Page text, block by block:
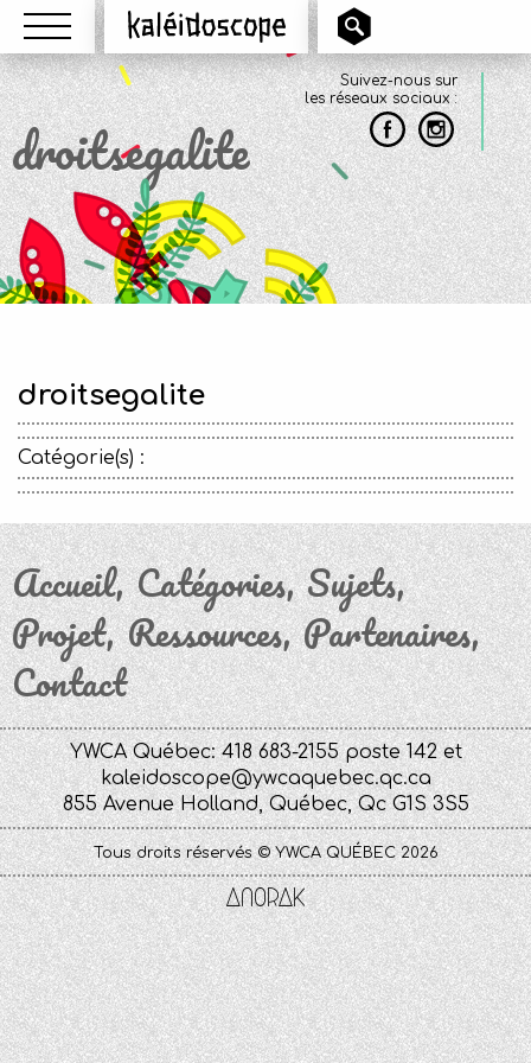
Menu Kaléidoscope
Suivez-nous sur
les réseaux sociaux :
droitsegalite
droitsegalite
Catégorie(s) :
Accueil Catégories Sujets
Projet Ressources Partenaires
Contact
YWCA Québec: 418 683-2155 poste 142 et
kaleidoscope@ywcaquebec.qc.ca
855 Avenue Holland, Québec, Qc G1S 3S5
Tous droits réservés © YWCA QUÉBEC 2026
Anorak
Studio